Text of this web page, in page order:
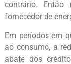
contrário.
fornecedor de
Em períodos em
ao consumo, a
abate dos